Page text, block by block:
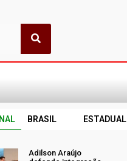
BRASIL ESTADUAL
Adilson Araújo